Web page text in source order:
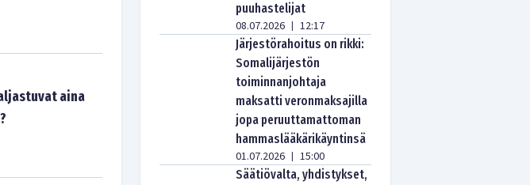
aina
puuhastelijat
08.07.2026 | 12:17
Järjestörahoitus on rikki:
Somalijärjestön
toiminnanjohtaja
maksatti veronmaksajilla
jopa peruuttamattoman
hammaslääkärikäyntinsä
01.07.2026 | 15:00
Säätiövalta, yhdistykset,